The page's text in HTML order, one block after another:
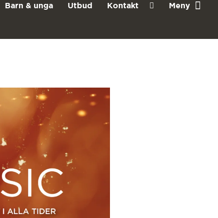
Barn & unga Utbud Kontakt Meny